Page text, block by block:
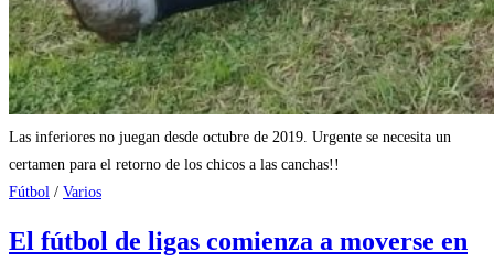
Las inferiores no juegan desde octubre de 2019. Urgente se necesita un
certamen para el retorno de los chicos a las canchas!!
Fútbol / Varios
El fútbol de ligas comienza a moverse en